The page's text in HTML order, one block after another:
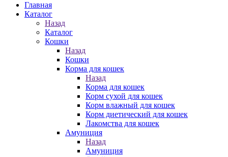
Главная
Каталог
Назад
Каталог
Кошки
Назад
Кошки
Корма для кошек
Назад
Корма для кошек
Корм сухой для кошек
Корм влажный для кошек
Корм диетический для кошек
Лакомства для кошек
Амуниция
Назад
Амуниция